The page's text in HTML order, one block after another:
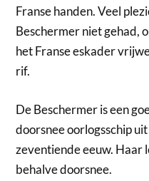
Franse handen. Veel
Beschermer niet gehad,
het Franse eskader
rif.
De Beschermer is een
doorsnee oorlogsschip
zeventiende eeuw. Haar
behalve doorsnee.